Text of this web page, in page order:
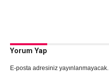
Yorum Yap
E-posta adresiniz yayınlanmayacak.